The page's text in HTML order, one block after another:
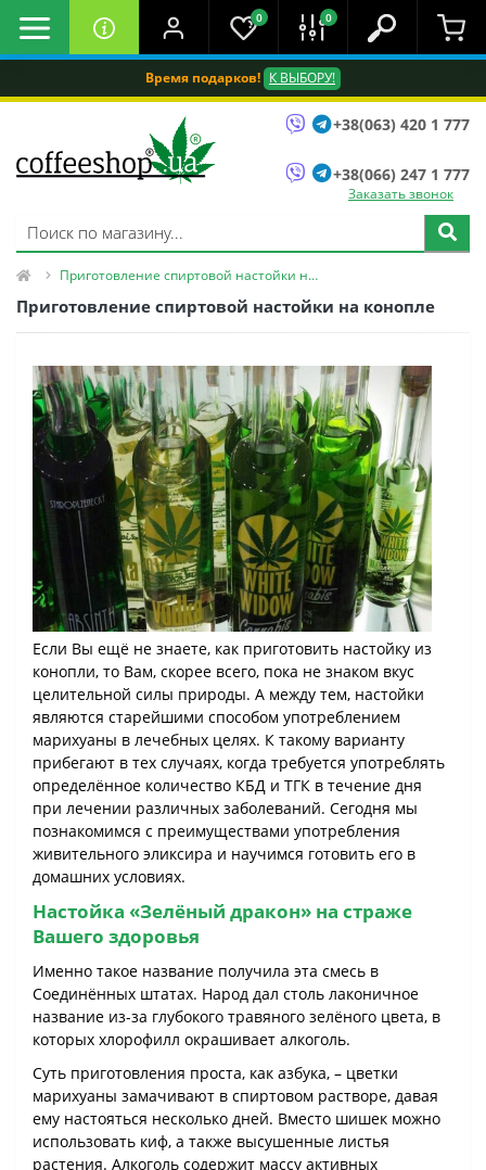
Время подарков! К ВЫБОРУ!
0 0
+38(063) 420 1 777
+38(066) 247 1 777
Заказать звонок
Приготовление спиртовой настойки на конопле
Приготовление спиртовой настойки на конопле
Если Вы ещё не знаете, как приготовить настойку из
конопли, то Вам, скорее всего, пока не знаком вкус
целительной силы природы. А между тем, настойки
являются старейшими способом употреблением
марихуаны в лечебных целях. К такому варианту
прибегают в тех случаях, когда требуется употреблять
определённое количество КБД и ТГК в течение дня
при лечении различных заболеваний. Сегодня мы
познакомимся с преимуществами употребления
живительного эликсира и научимся готовить его в
домашних условиях.
Настойка «Зелёный дракон» на страже
Вашего здоровья
Именно такое название получила эта смесь в
Соединённых штатах. Народ дал столь лаконичное
название из-за глубокого травяного зелёного цвета, в
которых хлорофилл окрашивает алкоголь.
Суть приготовления проста, как азбука, – цветки
марихуаны замачивают в спиртовом растворе, давая
ему настояться несколько дней. Вместо шишек можно
использовать киф, а также высушенные листья
растения. Алкоголь содержит массу активных